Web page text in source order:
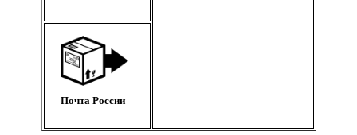
Почта России